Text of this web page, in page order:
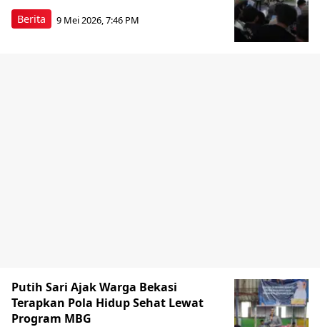
Berita 9 Mei 2026, 7:46 PM
Putih Sari Ajak Warga Bekasi
Terapkan Pola Hidup Sehat Lewat
Program MBG